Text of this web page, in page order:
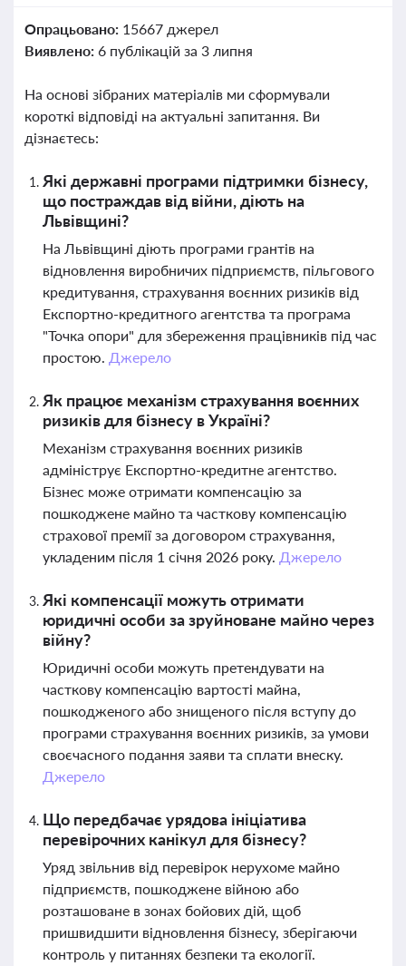
Опрацьовано: 15667 джерел
Виявлено: 6 публікацій за 3 липня
На основі зібраних матеріалів ми сформували
короткі відповіді на актуальні запитання. Ви
дізнаєтесь:
Які державні програми підтримки бізнесу,
що постраждав від війни, діють на
Львівщині?
На Львівщині діють програми грантів на
відновлення виробничих підприємств, пільгового
кредитування, страхування воєнних ризиків від
Експортно-кредитного агентства та програма
"Точка опори" для збереження працівників під час
простою. Джерело
Як працює механізм страхування воєнних
ризиків для бізнесу в Україні?
Механізм страхування воєнних ризиків
адмініструє Експортно-кредитне агентство.
Бізнес може отримати компенсацію за
пошкоджене майно та часткову компенсацію
страхової премії за договором страхування,
укладеним після 1 січня 2026 року. Джерело
Які компенсації можуть отримати
юридичні особи за зруйноване майно через
війну?
Юридичні особи можуть претендувати на
часткову компенсацію вартості майна,
пошкодженого або знищеного після вступу до
програми страхування воєнних ризиків, за умови
своєчасного подання заяви та сплати внеску.
Джерело
Що передбачає урядова ініціатива
перевірочних канікул для бізнесу?
Уряд звільнив від перевірок нерухоме майно
підприємств, пошкоджене війною або
розташоване в зонах бойових дій, щоб
пришвидшити відновлення бізнесу, зберігаючи
контроль у питаннях безпеки та екології.